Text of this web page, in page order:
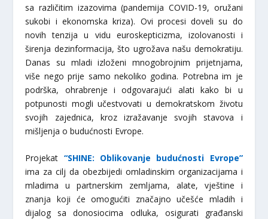
sa različitim izazovima (pandemija COVID-19, oružani
sukobi i ekonomska kriza). Ovi procesi doveli su do
novih tenzija u vidu euroskepticizma, izolovanosti i
širenja dezinformacija, što ugrožava našu demokratiju.
Danas su mladi izloženi mnogobrojnim prijetnjama,
više nego prije samo nekoliko godina. Potrebna im je
podrška, ohrabrenje i odgovarajući alati kako bi u
potpunosti mogli učestvovati u demokratskom životu
svojih zajednica, kroz izražavanje svojih stavova i
mišljenja o budućnosti Evrope.
Projekat “SHINE: Oblikovanje budućnosti Evrope”
ima za cilj da obezbijedi omladinskim organizacijama i
mladima u partnerskim zemljama, alate, vještine i
znanja koji će omogućiti značajno učešće mladih i
dijalog sa donosiocima odluka, osigurati građanski